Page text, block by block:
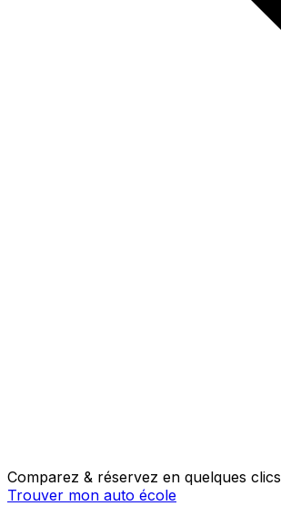
Comparez & réservez en quelques clics
Trouver mon auto école